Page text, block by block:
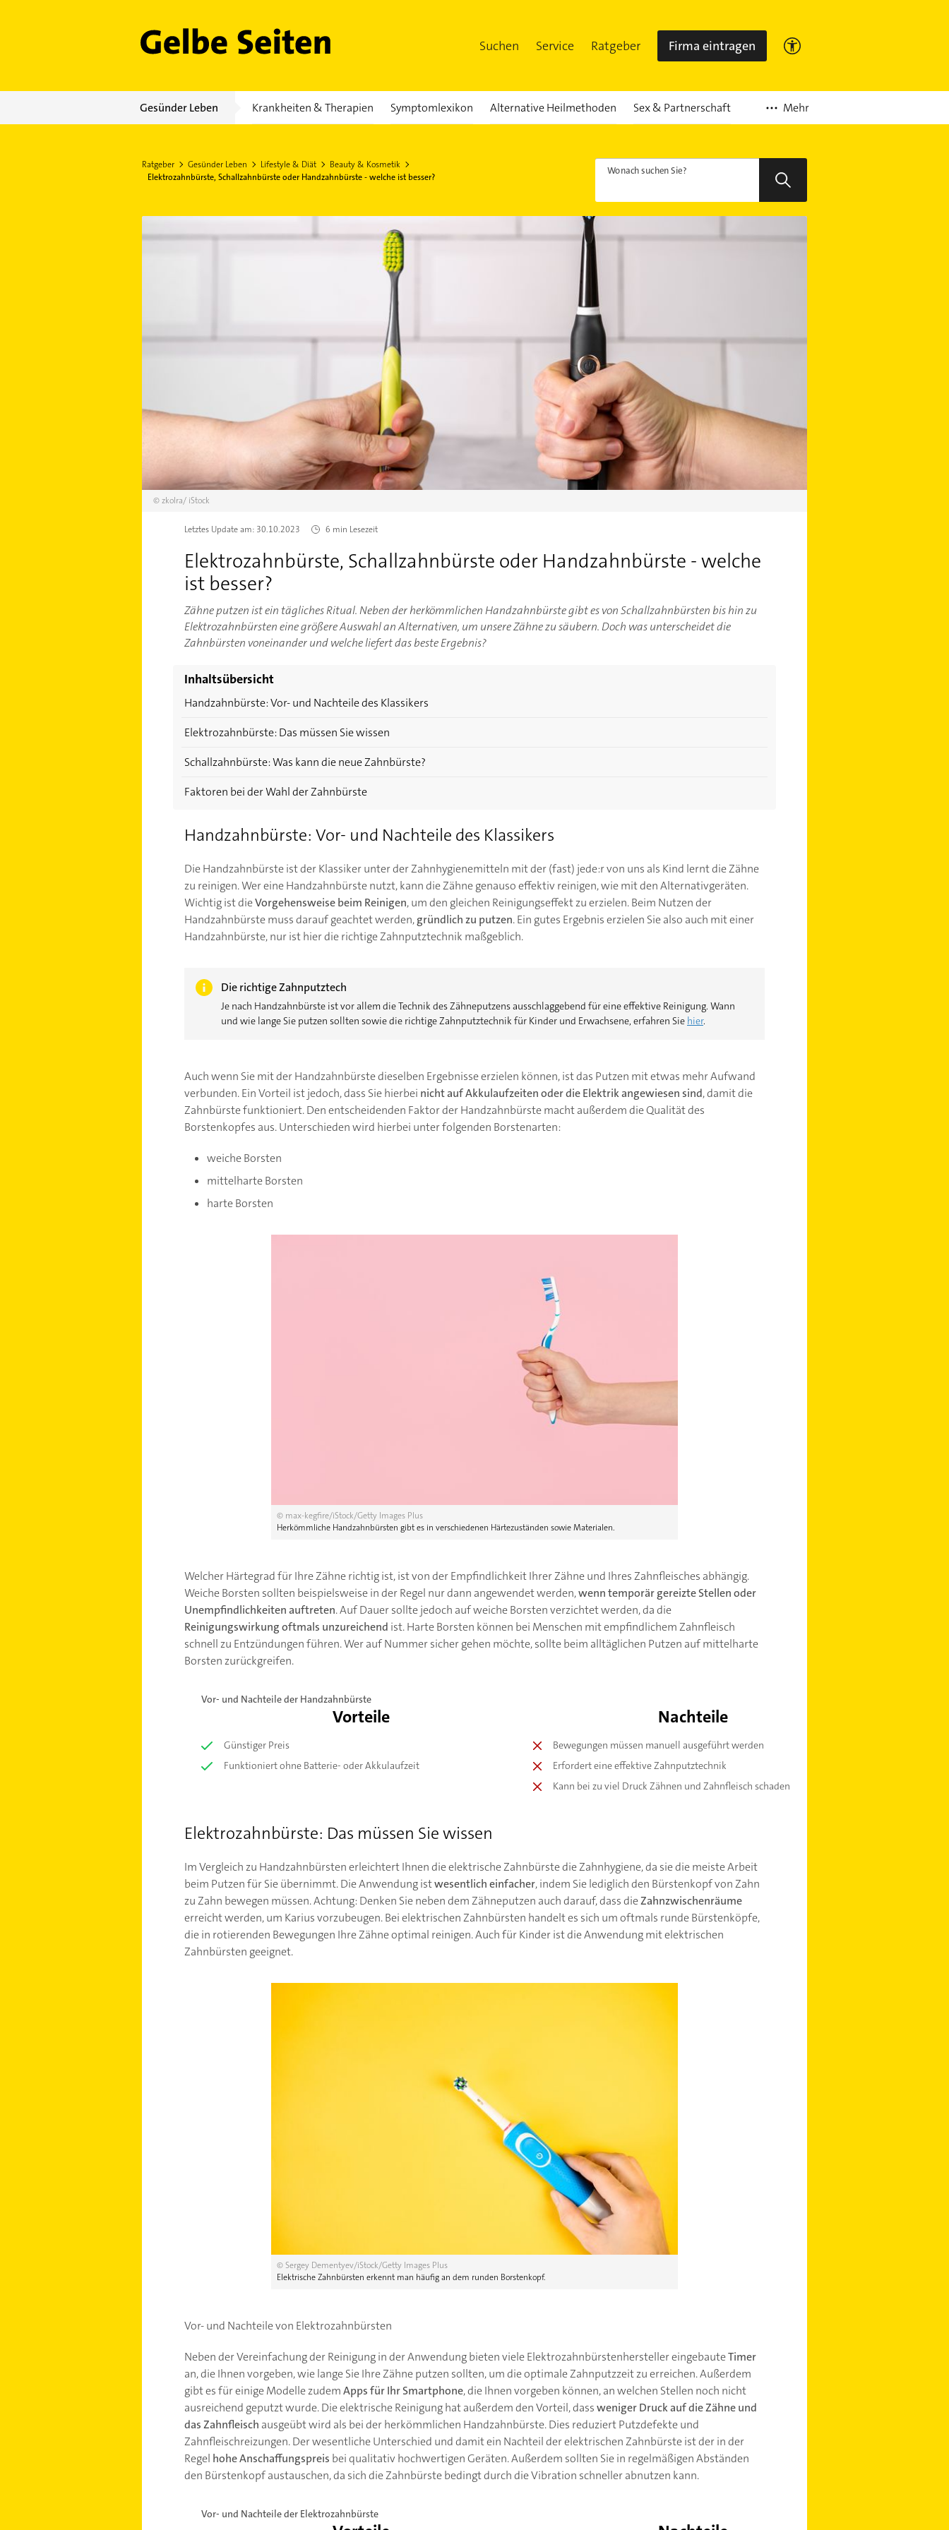
Gelbe Seiten Suchen Service Ratgeber Firma eintragen
Gesünder Leben Krankheiten & Therapien Symptomlexikon Alternative Heilmethoden Sex & Partnerschaft Mehr
Ratgeber Gesünder Leben Lifestyle & Diät
Beauty & Kosmetik
Elektrozahnbürste, Schallzahnbürste oder Handzahnbürste - welche ist besser?
Wonach suchen Sie?
©zkolra/ iStock
Letztes Update am: 30.10.2023 6 min Lesezeit
Elektrozahnbürste, Schallzahnbürste oder Handzahnbürste - welche
ist besser?
Zähne putzen ist ein tägliches Ritual. Neben der herkömmlichen Handzahnbürste gibt es von Schallzahnbürsten bis hin zu
Elektrozahnbürsten eine größere Auswahl an Alternativen, um unsere Zähne zu säubern. Doch was unterscheidet die
Zahnbürsten voneinander und welche liefert das beste Ergebnis?
Inhaltsübersicht
Handzahnbürste: Vor- und Nachteile des Klassikers
Elektrozahnbürste: Das müssen Sie wissen
Schallzahnbürste: Was kann die neue Zahnbürste?
Faktoren bei der Wahl der Zahnbürste
Handzahnbürste: Vor- und Nachteile des Klassikers
Die Handzahnbürste ist der Klassiker unter der Zahnhygienemitteln mit der (fast) jede:r von uns als Kind lernt die Zähne
zu reinigen. Wer eine Handzahnbürste nutzt, kann die Zähne genauso effektiv reinigen, wie mit den Alternativgeräten.
Wichtig ist dieVorgehensweise beim Reinigen, um den gleichen Reinigungseffekt zu erzielen. Beim Nutzen der
Handzahnbürste muss darauf geachtet werden,gründlich zu putzen. Ein gutes Ergebnis erzielen Sie also auch mit einer
Handzahnbürste, nur ist hier die richtige Zahnputztechnik maßgeblich.
Die richtige Zahnputztech
Je nach Handzahnbürste ist vor allem die Technik des Zähneputzens ausschlaggebend für eine effektive Reinigung. Wann
und wie lange Sie putzen sollten sowie die richtige Zahnputztechnik für Kinder und Erwachsene, erfahren Sie hier.
Auch wenn Sie mit der Handzahnbürste dieselben Ergebnisse erzielen können, ist das Putzen mit etwas mehr Aufwand
verbunden. Ein Vorteil ist jedoch, dass Sie hierbei nicht auf Akkulaufzeiten oder die Elektrik angewiesen sind, damit die
Zahnbürste funktioniert. Den entscheidenden Faktor der Handzahnbürste macht außerdem die Qualität des
Borstenkopfes aus. Unterschieden wird hierbei unter folgenden Borstenarten:
weiche Borsten
mittelharte Borsten
harte Borsten
© max-kegfire/iStock/Getty Images Plus
Herkömmliche Handzahnbürsten gibt es in verschiedenen Härtezuständen sowie Materialen.
Welcher Härtegrad für Ihre Zähne richtig ist, ist von der Empfindlichkeit Ihrer Zähne und Ihres Zahnfleisches abhängig.
Weiche Borsten sollten beispielsweise in der Regel nur dann angewendet werden,wenn temporär gereizte Stellen oder
Unempfindlichkeiten auftreten. Auf Dauer sollte jedoch auf weiche Borsten verzichtet werden, da die
Reinigungswirkung oftmals unzureichend ist. Harte Borsten können bei Menschen mit empfindlichem Zahnfleisch
schnell zu Entzündungen führen. Wer auf Nummer sicher gehen möchte, sollte beim alltäglichen Putzen auf mittelharte
Borsten zurückgreifen.
Vor- und Nachteile der Handzahnbürste
Vorteile
Günstiger Preis
Funktioniert ohne Batterie- oder Akkulaufzeit
Nachteile
Bewegungen müssen manuell ausgeführt werden
Erfordert eine effektive Zahnputztechnik
Kann bei zu viel Druck Zähnen und Zahnfleisch schaden
Elektrozahnbürste: Das müssen Sie wissen
Im Vergleich zu Handzahnbürsten erleichtert Ihnen die elektrische Zahnbürste die Zahnhygiene, da sie die meiste Arbeit
beim Putzen für Sie übernimmt. Die Anwendung istwesentlich einfacher, indem Sie lediglich den Bürstenkopf von Zahn
zu Zahn bewegen müssen. Achtung: Denken Sie neben dem Zähneputzen auch darauf, dass dieZahnzwischenräume
erreicht werden, um Karius vorzubeugen. Bei elektrischen Zahnbürsten handelt es sich um oftmals runde Bürstenköpfe,
die in rotierenden Bewegungen Ihre Zähne optimal reinigen. Auch für Kinder ist die Anwendung mit elektrischen
Zahnbürsten geeignet.
© Sergey Dementyev/iStock/Getty Images Plus
Elektrische Zahnbürsten erkennt man häufig an dem runden Borstenkopf.
Vor- und Nachteile von Elektrozahnbürsten
Neben der Vereinfachung der Reinigung in der Anwendung bieten viele Elektrozahnbürstenhersteller eingebauteTimer
an, die Ihnen vorgeben, wie lange Sie Ihre Zähne putzen sollten, um die optimale Zahnputzzeit zu erreichen. Außerdem
gibt es für einige Modelle zudemApps für Ihr Smartphone, die Ihnen vorgeben können, an welchen Stellen noch nicht
ausreichend geputzt wurde. Die elektrische Reinigung hat außerdem den Vorteil, dassweniger Druck auf die Zähne und
das Zahnfleisch ausgeübt wird als bei der herkömmlichen Handzahnbürste. Dies reduziert Putzdefekte und
Zahnfleischreizungen. Der wesentliche Unterschied und damit ein Nachteil der elektrischen Zahnbürste ist der in der
Regel hohe Anschaffungspreis bei qualitativ hochwertigen Geräten. Außerdem sollten Sie in regelmäßigen Abständen
den Bürstenkopf austauschen, da sich die Zahnbürste bedingt durch die Vibration schneller abnutzen kann.
Vor- und Nachteile der Elektrozahnbürste